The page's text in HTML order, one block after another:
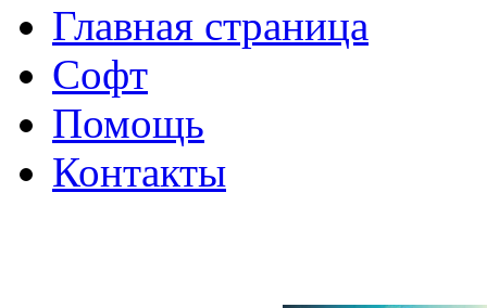
Главная страница
Софт
Помощь
Контакты